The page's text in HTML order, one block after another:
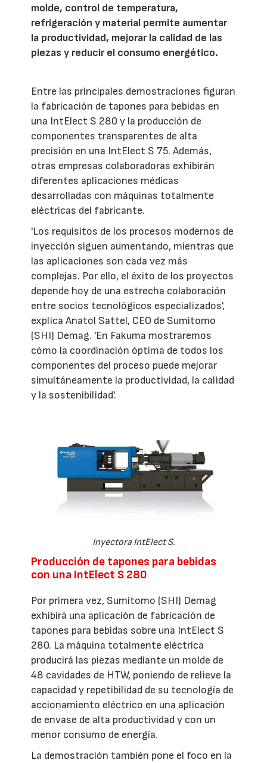
molde, control de temperatura,
refrigeración y material permite aumentar
la productividad, mejorar la calidad de las
piezas y reducir el consumo energético.
Entre las principales demostraciones figuran
la fabricación de tapones para bebidas en
una IntElect S 280 y la producción de
componentes transparentes de alta
precisión en una IntElect S 75. Además,
otras empresas colaboradoras exhibirán
diferentes aplicaciones médicas
desarrolladas con máquinas totalmente
eléctricas del fabricante.
'Los requisitos de los procesos modernos de
inyección siguen aumentando, mientras que
las aplicaciones son cada vez más
complejas. Por ello, el éxito de los proyectos
depende hoy de una estrecha colaboración
entre socios tecnológicos especializados',
explica Anatol Sattel, CEO de Sumitomo
(SHI) Demag. 'En Fakuma mostraremos
cómo la coordinación óptima de todos los
componentes del proceso puede mejorar
simultáneamente la productividad, la calidad
y la sostenibilidad'.
Inyectora IntElect S.
Producción de tapones para bebidas
con una IntElect S 280
Por primera vez, Sumitomo (SHI) Demag
exhibirá una aplicación de fabricación de
tapones para bebidas sobre una IntElect S
280. La máquina totalmente eléctrica
producirá las piezas mediante un molde de
48 cavidades de HTW, poniendo de relieve la
capacidad y repetibilidad de su tecnología de
accionamiento eléctrico en una aplicación
de envase de alta productividad y con un
menor consumo de energía.
La demostración también pone el foco en la